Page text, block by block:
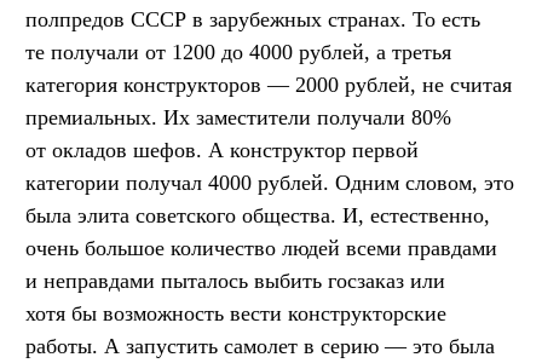
полпредов СССР в зарубежных странах. То есть
те получали от 1200 до 4000 рублей, а третья
категория конструкторов — 2000 рублей, не считая
премиальных. Их заместители получали 80%
от окладов шефов. А конструктор первой
категории получал 4000 рублей. Одним словом, это
была элита советского общества. И, естественно,
очень большое количество людей всеми правдами
и неправдами пыталось выбить госзаказ или
хотя бы возможность вести конструкторские
работы. А запустить самолет в серию — это была